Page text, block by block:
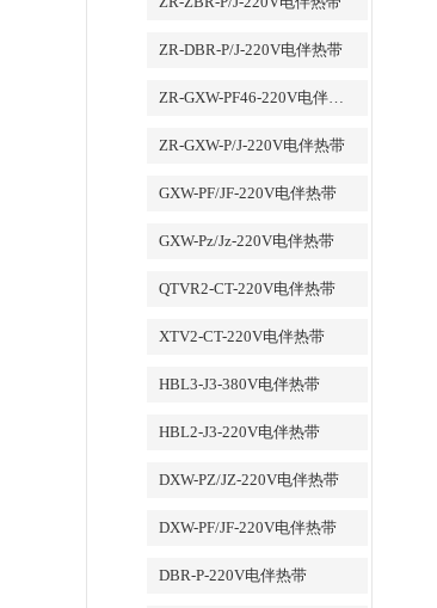
ZR-DBR-P/J-220V电伴热带
ZR-GXW-PF46-220V电伴热带
ZR-GXW-P/J-220V电伴热带
GXW-PF/JF-220V电伴热带
GXW-Pz/Jz-220V电伴热带
QTVR2-CT-220V电伴热带
XTV2-CT-220V电伴热带
HBL3-J3-380V电伴热带
HBL2-J3-220V电伴热带
DXW-PZ/JZ-220V电伴热带
DXW-PF/JF-220V电伴热带
DBR-P-220V电伴热带